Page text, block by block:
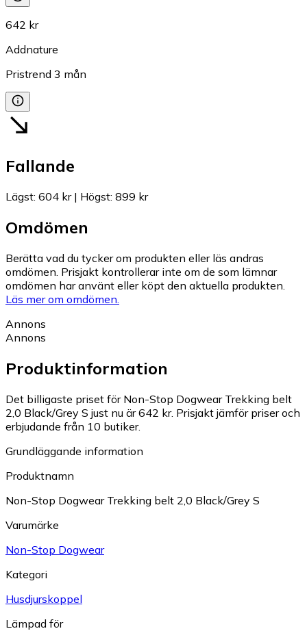
642 kr
Addnature
Pristrend 3 mån
Fallande
Lägst: 604 kr| Högst: 899 kr
Omdömen
Berätta vad du tycker om produkten eller läs andras
omdömen. Prisjakt kontrollerar inte om de som lämnar
omdömen har använt eller köpt den aktuella produkten.
Läs mer om omdömen.
Annons
Annons
Produktinformation
Det billigaste priset för Non-Stop Dogwear Trekking belt
2,0 Black/Grey S just nu är 642 kr. Prisjakt jämför priser och
erbjudande från 10 butiker.
Grundläggande information
Produktnamn
Non-Stop Dogwear Trekking belt 2,0 Black/Grey S
Varumärke
Non-Stop Dogwear
Kategori
Husdjurskoppel
Lämpad för